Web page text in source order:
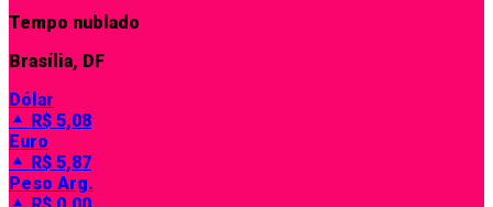
Tempo nublado
Brasília, DF
Dólar
R$ 5,08
Euro
R$ 5,87
Peso Arg.